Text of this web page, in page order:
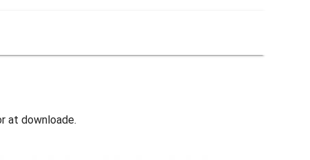
at downloade.